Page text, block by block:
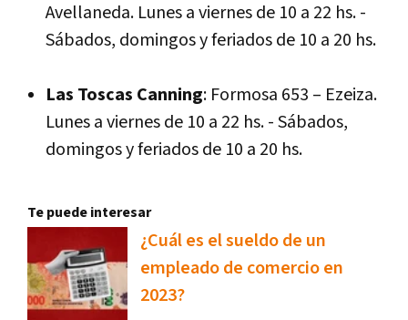
Avellaneda. Lunes a viernes de 10 a 22 hs. -
Sábados, domingos y feriados de 10 a 20 hs.
Las Toscas Canning: Formosa 653 – Ezeiza.
Lunes a viernes de 10 a 22 hs. - Sábados,
domingos y feriados de 10 a 20 hs.
Te puede interesar
¿Cuál es el sueldo de un
empleado de comercio en
2023?